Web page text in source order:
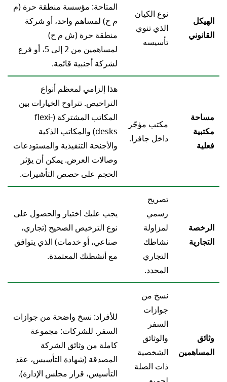
الهيكل
القانوني
نوع الكيان
الذي تنوي
تأسيسه
المتاحة: مؤسسة منطقة حرة (م
م ح) لمساهم واحد، أو شركة
منطقة حرة (ش م ح)
لمساهمين من 2 إلى 5، أو فرع
لشركة أجنبية قائمة.
مساحة
مكتبية
فعلية
مكتب مؤجّر
داخل جافزا.
هذا إلزامي لمعظم أنواع
التراخيص. تتراوح الخيارات بين
المكاتب المشتركة (flexi-
desks) والمكاتب الذكية
والأجنحة التنفيذية والمستودعات
وصالات العرض. يمكن أن يؤثر
الحجم على حصص التأشيرات.
الرخصة
التجارية
تصريح
رسمي
لمزاولة
نشاطك
التجاري
المحدد.
يجب عليك اختيار والحصول على
نوع الترخيص الصحيح (تجاري،
صناعي، أو خدمات) الذي يتوافق
مع أنشطتك المعتمدة.
وثائق
المساهمين
نسخ من
جوازات
السفر
والوثائق
الشخصية
ذات الصلة
للأفراد: نسخ واضحة من جوازات
السفر. للشركات: مجموعة
كاملة من وثائق الشركة
المصدقة (شهادة التأسيس، عقد
التأسيس، قرار مجلس الإدارة).